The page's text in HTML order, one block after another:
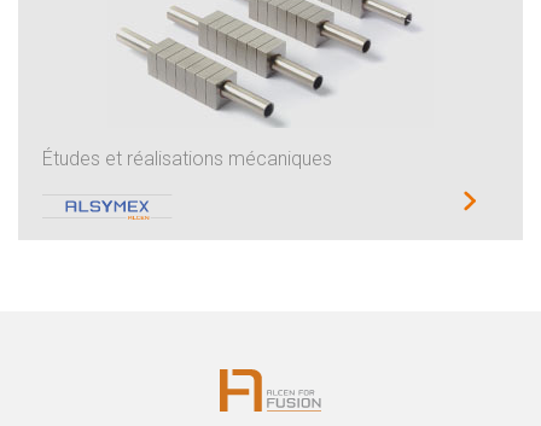
Études et réalisations mécaniques